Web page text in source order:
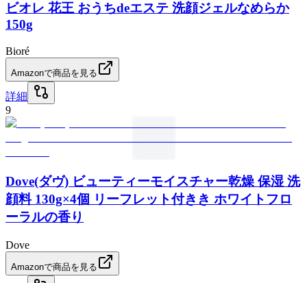
ビオレ 花王 おうちdeエステ 洗顔ジェルなめらか
150g
Bioré
Amazonで商品を見る
詳細
9
Dove(ダヴ) ビューティーモイスチャー乾燥 保湿 洗
顔料 130g×4個 リーフレット付きき ホワイトフロ
ーラルの香り
Dove
Amazonで商品を見る